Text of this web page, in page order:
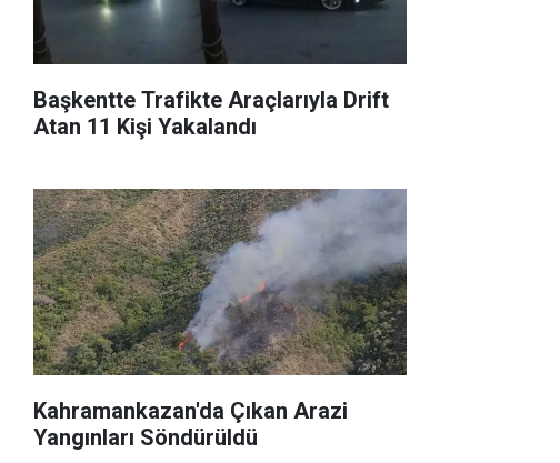
Başkentte Trafikte Araçlarıyla Drift
Atan 11 Kişi Yakalandı
Kahramankazan'da Çıkan Arazi
Yangınları Söndürüldü